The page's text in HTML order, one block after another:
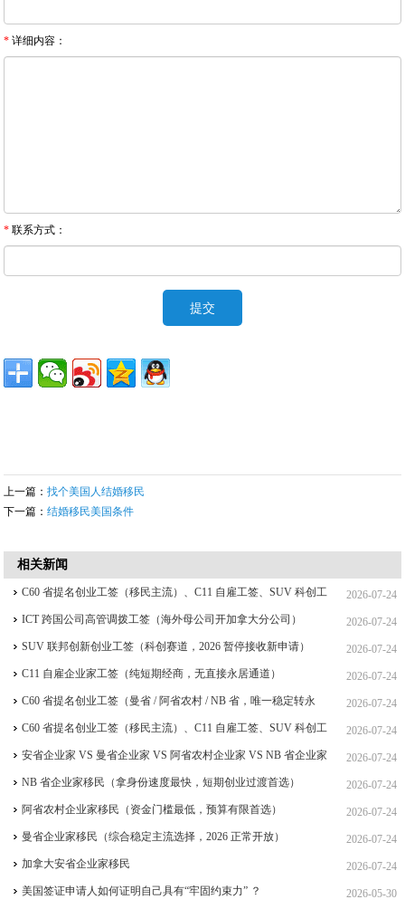
* 详细内容：
* 联系方式：
上一篇：找个美国人结婚移民
下一篇：结婚移民美国条件
相关新闻
2026-07-24
C60 省提名创业工签（移民主流）、C11 自雇工签、SUV 科创工
签、ICT 跨国高管工签比较 2026-07-24
ICT 跨国公司高管调拨工签（海外母公司开加拿大分公司）
2026-07-24
SUV 联邦创新创业工签（科创赛道，2026 暂停接收新申请）
2026-07-24
C11 自雇企业家工签（纯短期经商，无直接永居通道）
2026-07-24
C60 省提名创业工签（曼省 / 阿省农村 / NB 省，唯一稳定转永
居，重点） 2026-07-24
C60 省提名创业工签（移民主流）、C11 自雇工签、SUV 科创工
签、ICT 跨国高管工签 2026-07-24
安省企业家 VS 曼省企业家 VS 阿省农村企业家 VS NB 省企业家
四合一详细对比（2026 年 7 月最新官方政策） 2026-07-24
NB 省企业家移民（拿身份速度最快，短期创业过渡首选）
2026-07-24
阿省农村企业家移民（资金门槛最低，预算有限首选）
2026-07-24
曼省企业家移民（综合稳定主流选择，2026 正常开放）
2026-07-24
加拿大安省企业家移民
2026-05-30
美国签证申请人如何证明自己具有“牢固约束力” ？